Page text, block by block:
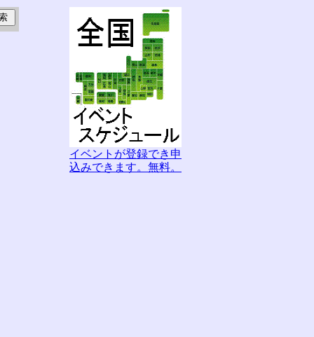
イベントが登録でき申
込みできます。無料。